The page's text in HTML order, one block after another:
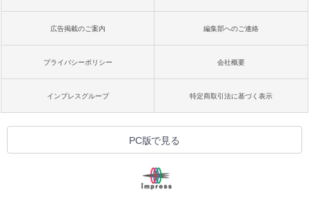
広告掲載のご案内 編集部へのご連絡
プライバシーポリシー 会社概要
インプレスグループ 特定商取引法に基づく表示
PC版で見る